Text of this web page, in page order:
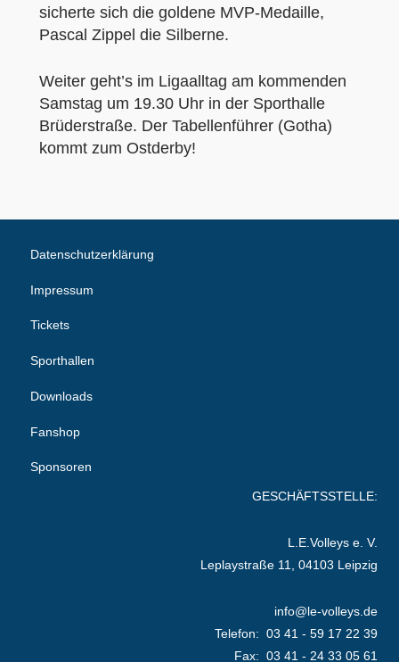
sicherte sich die goldene MVP-Medaille,
Pascal Zippel die Silberne.
Weiter geht’s im Ligaalltag am kommenden
Samstag um 19.30 Uhr in der Sporthalle
Brüderstraße. Der Tabellenführer (Gotha)
kommt zum Ostderby!
Datenschutzerklärung
Impressum
Tickets
Sporthallen
Downloads
Fanshop
Sponsoren
GESCHÄFTSSTELLE:
L.E.Volleys e. V.
Leplaystraße 11, 04103 Leipzig
info@le-volleys.de
Telefon: 03 41 - 59 17 22 39
Fax: 03 41 - 24 33 05 61